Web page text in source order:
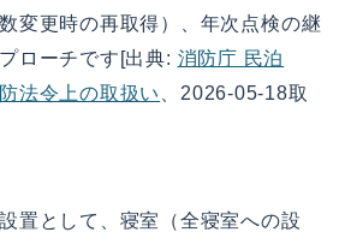
変更時の再取得）、年次点検の継
ローチです[出典: 消防庁 民泊
法令上の取扱い
、2026-05-18取
置として、寝室（全寝室への設